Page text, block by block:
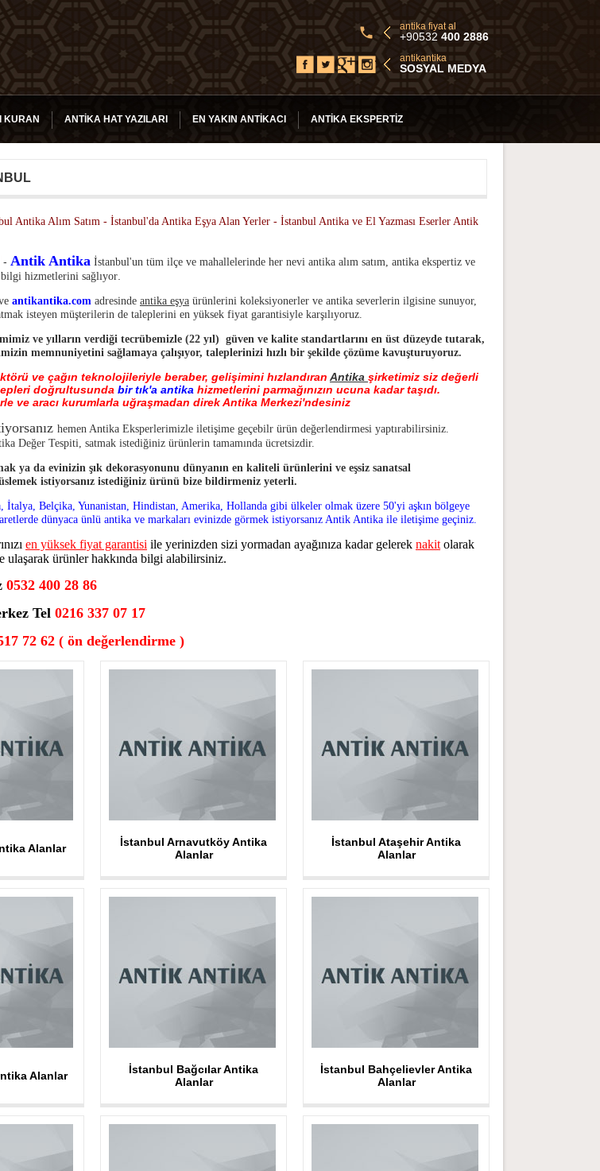
antika fiyat al
+90532 400 2886
antikantika
SOSYAL MEDYA
KURAN ANTIKA HAT YAZILARI EN YAKIN ANTIKACI ANTIKA EKSPERTIZ
Antika Alım Satım - İstanbul'da Antika Eşya Alan Yerler - İstanbul Antika ve El Yazması Eserler Antik
- Antik Antika İstanbul'un tüm ilçe ve mahallelerinde her nevi antika alım satım, antika ekspertiz ve
hizmetlerini sağlıyor
antikantika.com adresinde antika eşya ürünlerini koleksiyonerler ve antika severlerin ilgisine sunuyor,
isteyen müşterilerin de taleplerini en yüksek fiyat garantisiyle karşılıyoruz.
ve yılların verdiği tecrübemizle (22 yıl) güven ve kalite standartlarını en üst düzeyde tutarak,
memnuniyetini sağlamaya çalışıyor, taleplerinizi hızlı bir şekilde çözüme kavuşturuyoruz.
ve çağın teknolojileriyle beraber, gelişimini hızlandıran Antika şirketimiz siz değerli
doğrultusunda bir tık'a antika hizmetlerini parmağınızın ucuna kadar taşıdı.
ve aracı kurumlarla uğraşmadan direk Antika Merkezi'ndesiniz
hemen Antika Eksperlerimizle iletişime geçebilr ürün değerlendirmesi yaptırabilirsiniz.
Değer Tespiti, satmak istediğiniz ürünlerin tamamında ücretsizdir.
ya da evinizin şık dekorasyonunu dünyanın en kaliteli ürünlerini ve eşsiz sanatsal
istiyorsanız istediğiniz ürünü bize bildirmeniz yeterli.
İtalya, Belçika, Yunanistan, Hindistan, Amerika, Hollanda gibi ülkeler olmak üzere 50'yi aşkın bölgeye
dünyaca ünlü antika ve markaları evinizde görmek istiyorsanız Antik Antika ile iletişime geçiniz.
en yüksek fiyat garantisi ile yerinizden sizi yormadan ayağınıza kadar gelerek nakit olarak
ulaşarak ürünler hakkında bilgi alabilirsiniz.
0532 400 28 86
Tel 0216 337 07 17
72 62 ( ön değerlendirme )
Alanlar
İstanbul Arnavutköy Antika
Alanlar
İstanbul Ataşehir Antika
Alanlar
Alanlar
İstanbul Bağcılar Antika
Alanlar
İstanbul Bahçelievler Antika
Alanlar